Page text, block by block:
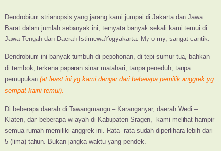
Dendrobium strianopsis yang jarang kami jumpai di Jakarta dan Jawa
Barat dalam jumlah sebanyak ini, ternyata banyak sekali kami temui di
Jawa Tengah dan Daerah IstimewaYogyakarta. My o my, sangat cantik.
Dendrobium ini banyak tumbuh di pepohonan, di tepi sumur tua, bahkan
di tembok, terkena paparan sinar matahari, tanpa peneduh, tanpa
pemupukan (at least ini yg kami dengar dari beberapa pemilik anggrek yg
sempat kami temui).
Di beberapa daerah di Tawangmangu – Karanganyar, daerah Wedi –
Klaten, dan beberapa wilayah di Kabupaten Sragen, kami melihat hampir
semua rumah memiliki anggrek ini. Rata- rata sudah diperlihara lebih dari
5 (lima) tahun. Bukan jangka waktu yang pendek.